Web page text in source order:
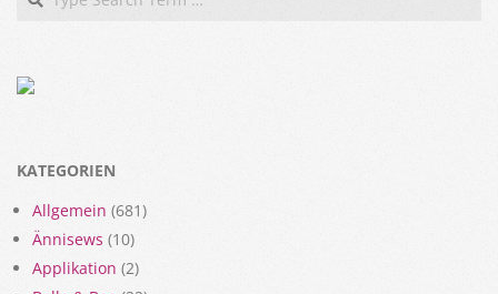
KATEGORIEN
Allgemein (681)
Ännisews (10)
Applikation (2)